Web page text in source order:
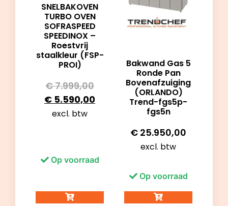
SNELBAKOVEN
TURBO OVEN
SOFRASPEED
SPEEDINOX –
Roestvrij
staalkleur (FSP-
PROI)
€7.999,00
€ 5.590,00
excl. btw
Op voorraad
Bakwand Gas 5
Ronde Pan
Bovenafzuiging
(ORLANDO)
Trend-fgs5p-
fgs5n
€ 25.950,00
excl. btw
Op voorraad